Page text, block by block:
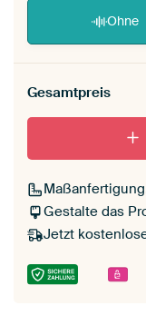
Ohne
Gesamtpreis
Gestalte das
Jetzt